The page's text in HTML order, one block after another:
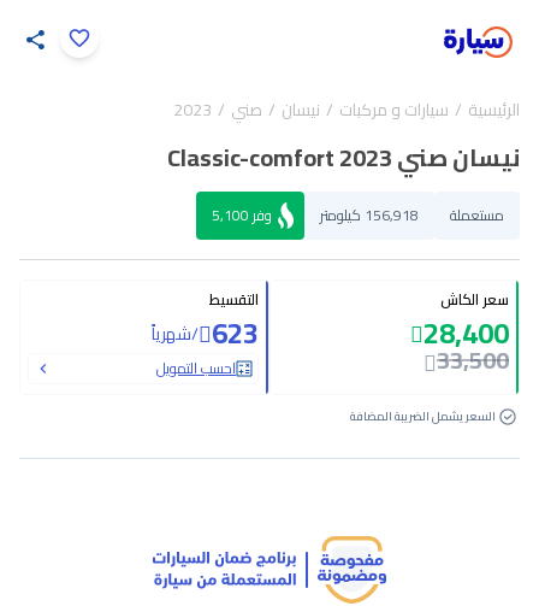
الرئيسية سيارات و مركبات نيسان صني 2023
نيسان صني Classic-comfort 2023
مستعملة 156,918 كيلومتر وفر5,100
سعر الكاش
28,400
33,500
التقسيط
623
/شهرياً
احسب التمويل
السعر يشمل الضريبة المضافة